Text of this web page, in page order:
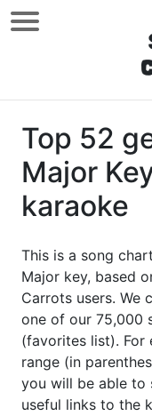
Top 52
Major
karaoke
This is a song
Major key, based
Carrots users. We
one of our 75,000
(favorites list). For
range (in
you will be able to
useful links to the